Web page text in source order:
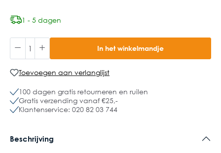
1 - 5 dagen
In het winkelmandje
Toevoegen aan verlanglijst
100 dagen gratis retourneren en ruilen
Gratis verzending vanaf €25,-
Klantenservice: 020 82 03 744
Beschrijving